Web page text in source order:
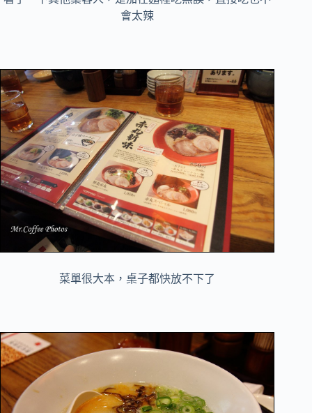
會太辣
菜單很大本，桌子都快放不下了